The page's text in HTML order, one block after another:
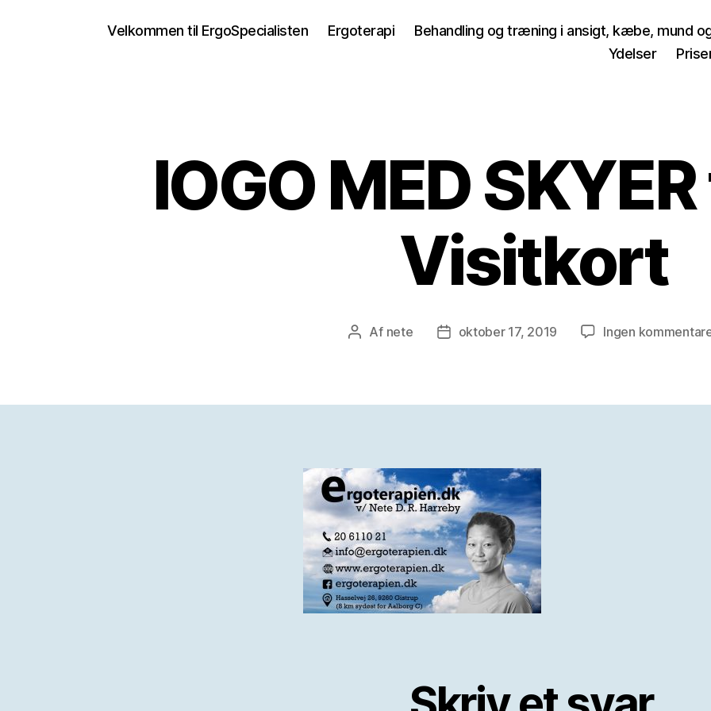
Velkommen til ErgoSpecialisten Ergoterapi Behandling og træning i ansigt, kæbe, mund
Ydelser
lOGO MED
Visitkort
Indlægsforfatter
Af nete Indlægsdato
oktober 17, 2019 Ingen